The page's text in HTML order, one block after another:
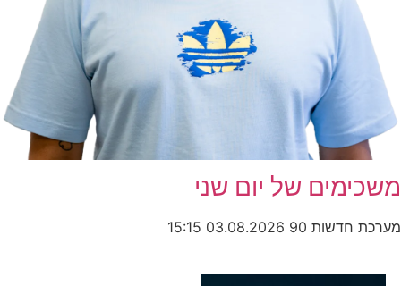
משכימים של יום שני
מערכת חדשות 90 03.08.2026
15:15